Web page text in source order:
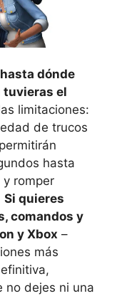
dónde
tuvieras el
limitaciones:
de trucos
hasta
romper
Si quieres
comandos y
y Xbox –
más
no dejes ni una